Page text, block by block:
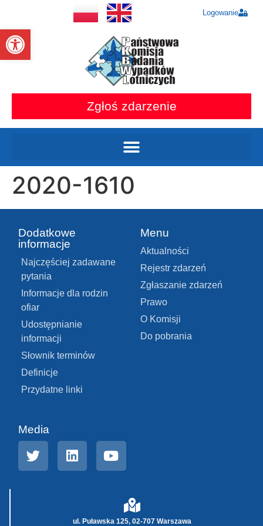
Otwórz pasek narzędzi
Logowanie
Zgłoś zdarzenie
2020-1610
Dodatkowe
informacje
Najczęściej zadawane
pytania
Informacje dla rodzin
ofiar
Udostępnianie
informacji
Słownik terminów
Definicje
Przydatne linki
Menu
Aktualności
Rejestr zdarzeń
Zgłaszanie zdarzeń
Prawo
O Komisji
Do pobrania
Media
ul. Puławska 125, 02-707 Warszawa